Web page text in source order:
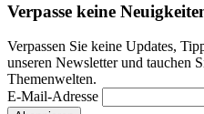
Verpasse keine
Verpassen Sie keine Updates,
unseren Newsletter und tauchen
Themenwelten.
E-Mail-Adresse